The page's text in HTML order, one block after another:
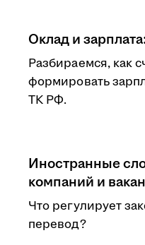
Оклад и
Разбираемся, как
формировать
ТК РФ.
Иностранные
компаний и
Что регулирует
перевод?